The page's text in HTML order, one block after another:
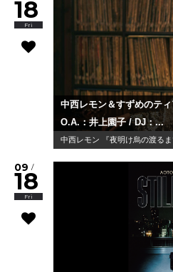
18
Fri
中西レモン＆すずめのテ
O.A.：井上園子 / DJ：...
中西レモン 『夜明け烏の渡る
09 /
18
Fri